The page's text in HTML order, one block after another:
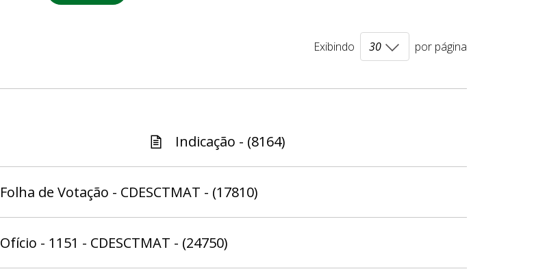
Exibindo por página
Indicação - (8164)
Folha de Votação - CDESCTMAT - (17810)
Ofício - 1151 - CDESCTMAT - (24750)